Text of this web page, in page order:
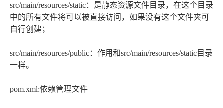
src/main/resources/static：是静态资源文件目录，在这个目录
中的所有文件将可以被直接访问，如果没有这个文件夹可
自行创建；
src/main/resources/public：作用和src/main/resources/static目录
一样。
pom.xml:依赖管理文件